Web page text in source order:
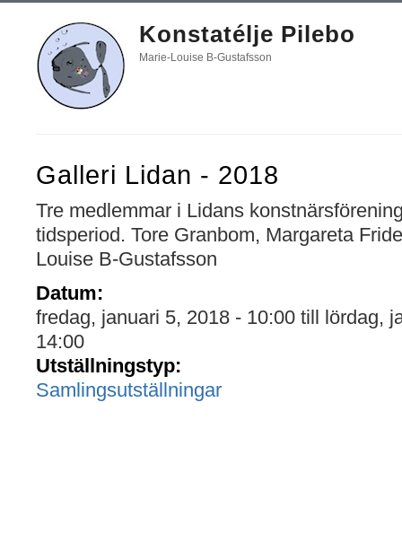
Konstatélje Pilebo
Marie-Louise B-Gustafsson
Galleri Lidan - 2018
Tre medlemmar i Lidans
tidsperiod. Tore Granbom, Margareta
Louise B-Gustafsson
Datum:
fredag, januari 5, 2018 - 10:00 till lördag,
14:00
Utställningstyp:
Samlingsutställningar